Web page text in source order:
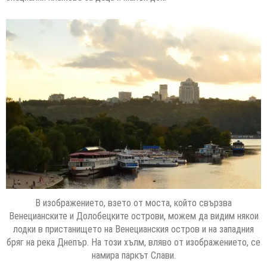
В изображението, взето от моста, който свързва
Венецианските и Долобецките острови, можем да видим някои
лодки в пристанището на Венецианския остров и на западния
бряг на река Днепър. На този хълм, вляво от изображението, се
намира паркът Слави.